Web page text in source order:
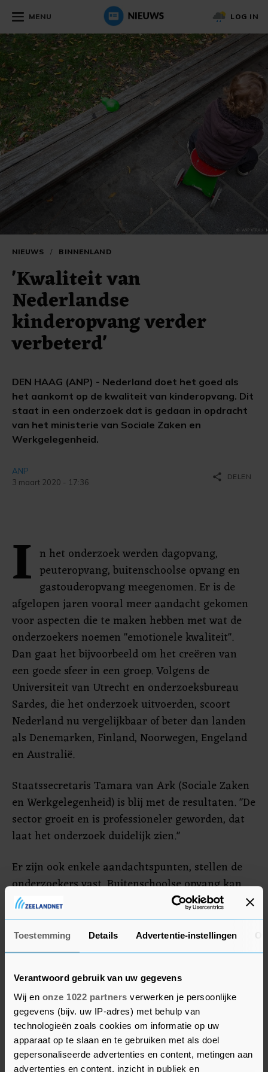
Toestemming Details Advertentie-instellingen
Verantwoord gebruik van uw gegevens
Wij en onze 1022 partners verwerken je persoonlijke
gegevens (bijv. uw IP-adres) met behulp van
technologieën zoals cookies om informatie op uw
apparaat op te slaan en te gebruiken met als doel
gepersonaliseerde advertenties en content, metingen aan
advertenties en content, inzicht in publiek en
MENU LOG IN
NIEUWS / BINNENLAND
'Kwaliteit van
Nederlandse
kinderopvang verder
verbeterd'
DEN HAAG (ANP) - Nederland doet het goed als
het aankomt op de kwaliteit van kinderopvang. Dit
staat in een onderzoek dat is gedaan in opdracht
van het ministerie van Sociale Zaken en
Werkgelegenheid.
ANP
3 maart 2020 - 17:36
share DELEN
I n het onderzoek werden dagopvang,
peuteropvang, buitenschoolse opvang en
gastouderopvang meegenomen. Er is de
afgelopen jaren vooral meer aandacht gekomen
voor aspecten die te maken hebben met wat de
onderzoekers noemen "emotionele kwaliteit".
Dan gaat het bijvoorbeeld om het creëren van
een goede sfeer in een groep. Volgens de
Universiteit van Utrecht en onderzoeksbureau
Sardes, die het onderzoek uitvoerden, scoort
Nederland nu vergelijkbaar of beter dan landen
als Denemarken, Finland, Noorwegen, Engeland
en Australië.
Staatssecretaris Tamara van Ark (Sociale Zaken
en Werkgelegenheid) is blij met de resultaten. "De
sector groeit en is professioneler geworden, dat
laat het onderzoek duidelijk zien."
Er zijn ook enkele aandachtspunten, stellen de
onderzoekers vast. Buitenschoolse opvang kan
volgens de staatssecretaris nog aan kwaliteit
winnen, met name voor kinderen tussen de 10 en
12 jaar. Daar ligt de aandacht vooral op sport en
spel, maar minder op creatieve activiteiten en
kwaliteit bij gastouderopvang. Hier wordt nog
nader onderzoek naar gedaan.